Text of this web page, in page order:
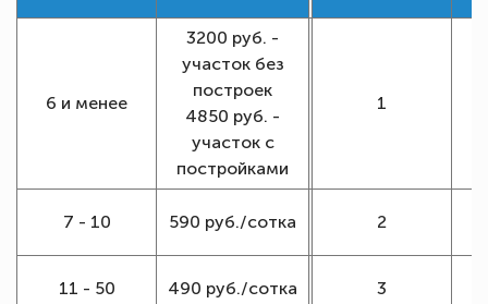
6 и менее
3200 руб. -
участок без
построек
4850 руб. -
участок с
постройками
1
7 - 10 590 руб./сотка 2
11 - 50 490 руб./сотка 3